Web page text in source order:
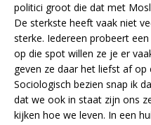
politici groot die dat met
De sterkste heeft vaak niet
sterke. Iedereen probeert
op die spot willen ze je er
geven ze daar het liefst af
Sociologisch bezien snap ik
dat we ook in staat zijn ons
kijken hoe we leven. In een